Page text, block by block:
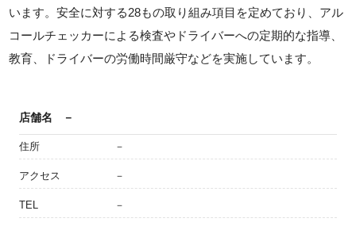
います。安全に対する28もの取り組み項目を定めており、アル
コールチェッカーによる検査やドライバーへの定期的な指導、
教育、ドライバーの労働時間厳守などを実施しています。
店舗名 －
住所 －
アクセス －
TEL －